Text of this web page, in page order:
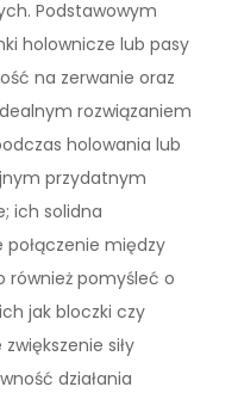
Podstawowym
holownicze lub pasy
na zerwanie oraz
rozwiązaniem
holowania lub
przydatnym
ich solidna
między
również pomyśleć o
jak bloczki czy
siły
działania